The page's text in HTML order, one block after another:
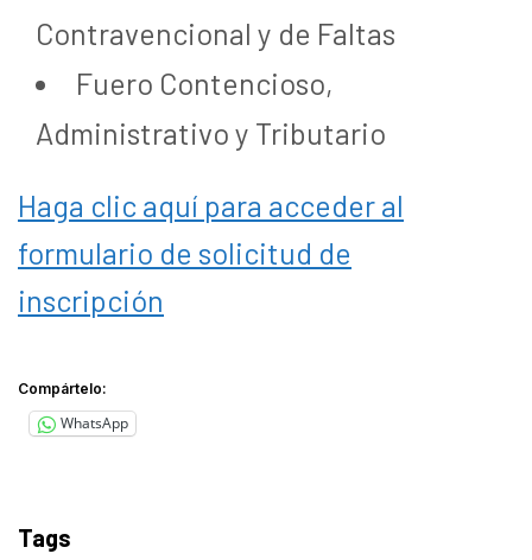
Contravencional y de Faltas
Fuero Contencioso,
Administrativo y Tributario
Haga clic aquí para acceder al
formulario de solicitud de
inscripción
Compártelo:
WhatsApp
Tags